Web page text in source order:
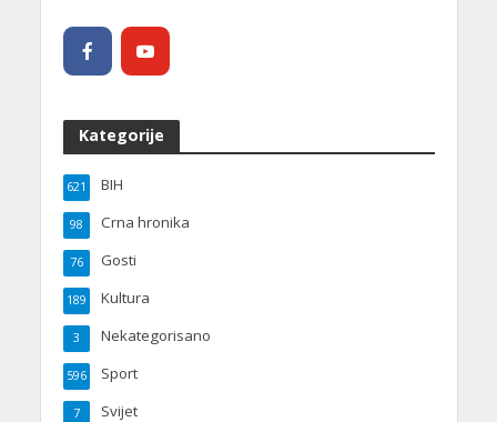
Kategorije
BIH
621
Crna hronika
98
Gosti
76
Kultura
189
Nekategorisano
3
Sport
596
Svijet
7